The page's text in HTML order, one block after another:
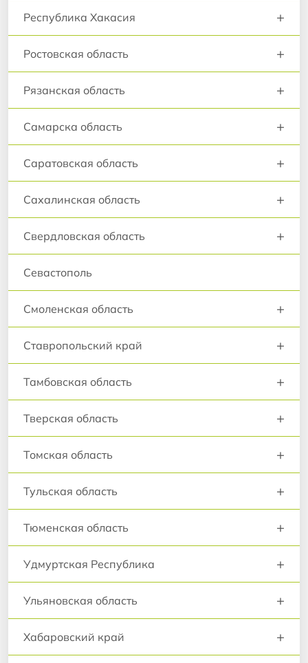
Республика Хакасия +
Ростовская область +
Рязанская область +
Самарска область +
Саратовская область +
Сахалинская область +
Свердловская область +
Севастополь
Смоленская область +
Ставропольский край +
Тамбовская область +
Тверская область +
Томская область +
Тульская область +
Тюменская область +
Удмуртская Республика +
Ульяновская область +
Хабаровский край +